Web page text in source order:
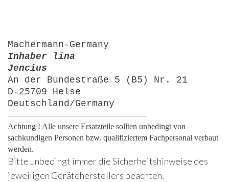
Machermann-Germany
Inhaber lina
Jencius
An der Bundestraße 5 (B5) Nr. 21
D-25709 Helse
Deutschland/Germany
—————————————————
Achtung ! Alle unsere Ersatzteile sollten unbedingt von
sachkundigen Personen bzw. qualifiziertem Fachpersonal verbaut
werden.
Bitte unbedingt immer die Sicherheitshinweise des
jeweiligen Geräteherstellers beachten.